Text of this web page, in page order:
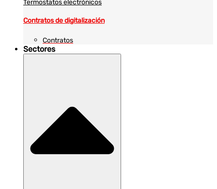
Termostatos electrónicos
Contratos de digitalización
Contratos
Sectores